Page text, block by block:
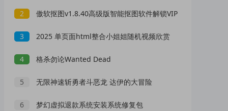
2 傲软抠图v1.8.40高级版智能抠图软件解锁VIP
3 2025 单页面html整合小姐姐随机视频欣赏
4 格杀勿论Wanted Dead
5 无限神速斩勇者斗恶龙 达伊的大冒险
6 梦幻虚拟退款系统安装系统修复包